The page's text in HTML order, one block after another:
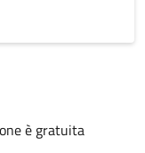
è gratuita